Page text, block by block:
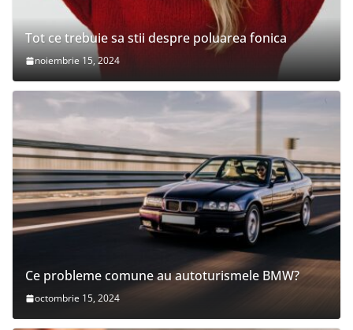
Tot ce trebuie sa stii despre poluarea fonica
noiembrie 15, 2024
Ce probleme comune au autoturismele BMW?
octombrie 15, 2024